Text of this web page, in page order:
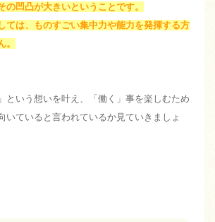
の凹凸が大きいということです。
ては、ものすごい集中力や能力を発揮する方
。
という想いを叶え、「働く」事を楽しむため
いていると言われているか見ていきましょ